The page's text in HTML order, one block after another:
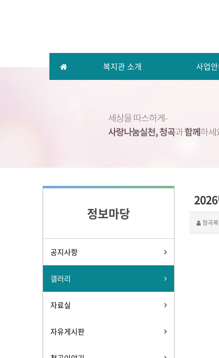
복지관 소개 사업
2026
청곡
정보마당
공지사항
갤러리
자료실
자유게시판